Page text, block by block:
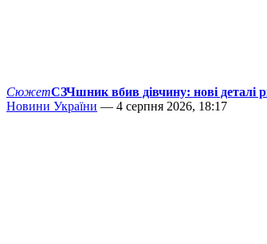
СюжетСЗЧшник вбив дівчину: нові деталі
Новини України — 4 серпня 2026, 18:17